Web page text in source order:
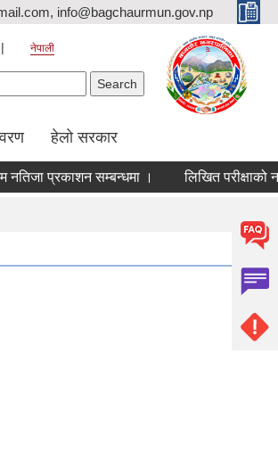
info@bagchaurmun.gov.np
नेपाली
हेलो सरकार
प्रकाशन सम्बन्धमा । लिखित परीक्षाको